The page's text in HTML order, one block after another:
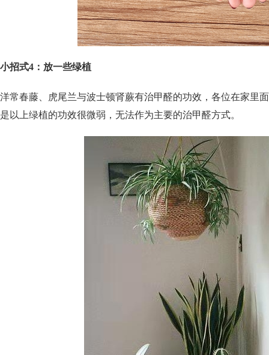
小招式4：放一些绿植
洋常春藤、虎尾兰与波士顿肾蕨有治甲醛的功效，各位在家里
是以上绿植的功效很微弱，无法作为主要的治甲醛方式。